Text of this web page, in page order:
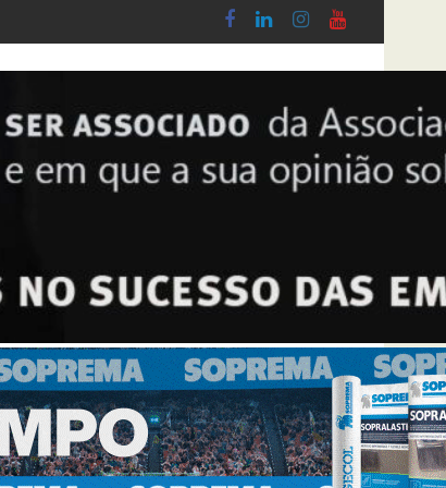
Lei n.º 5-A/2026, de 28 de Janeiro
Diploma de transposição da Diretiva